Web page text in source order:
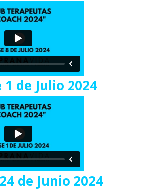
1 de Julio 2024
de Junio 2024